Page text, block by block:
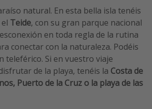
natural. En esta bella isla tenéis
Teide, con su gran parque nacional
en toda regla de la rutina
conectar con la naturaleza. Podéis
teleférico. Si en vuestro viaje
de la playa, tenéis la Costa de
Puerto de la Cruz o la playa de las